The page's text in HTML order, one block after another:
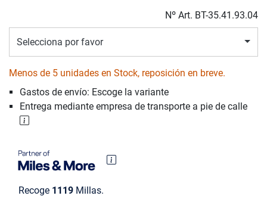
Nº Art. BT-35.41.93.04
Selecciona por favor
Menos de 5 unidades en Stock, reposición en breve.
Gastos de envío: Escoge la variante
Entrega mediante empresa de transporte a pie de calle
Recoge 1119 Millas.